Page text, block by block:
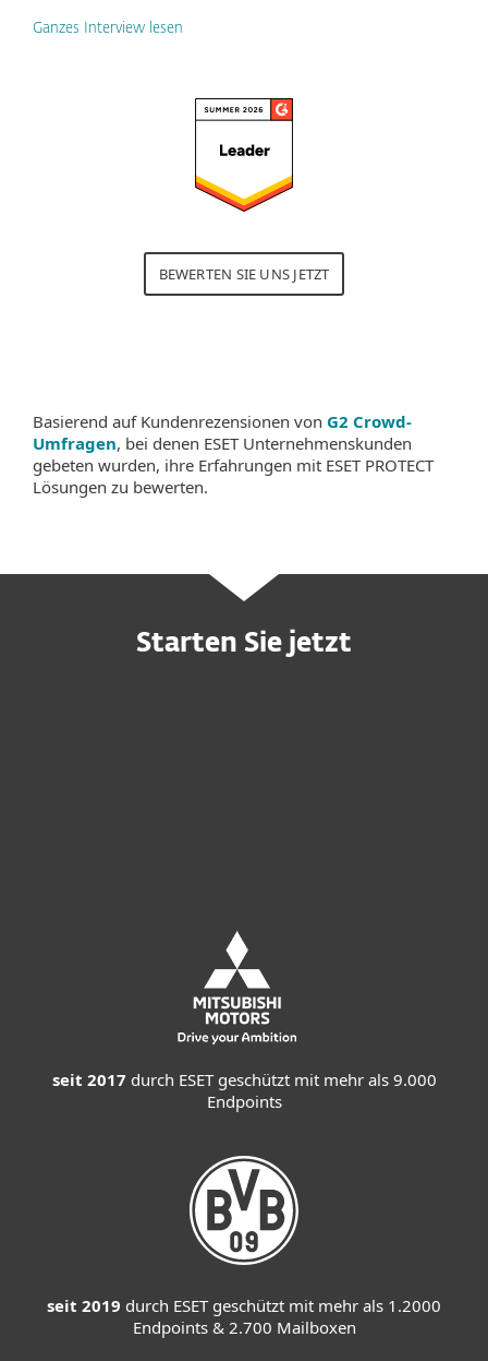
Ganzes Interview lesen
BEWERTEN SIE UNS JETZT
Basierend auf Kundenrezensionen von G2 Crowd-
Umfragen, bei denen ESET Unternehmenskunden
gebeten wurden, ihre Erfahrungen mit ESET PROTECT
Lösungen zu bewerten.
Starten Sie jetzt
seit 2017 durch ESET geschützt mit mehr als 9.000
Endpoints
seit 2019 durch ESET geschützt mit mehr als 1.2000
Endpoints & 2.700 Mailboxen